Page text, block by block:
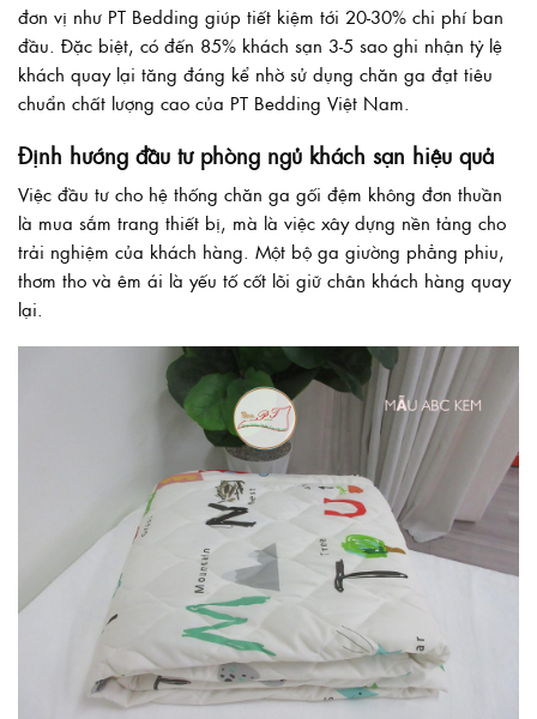
đơn vị như PT Bedding giúp tiết kiệm tới 20-30% chi phí ban
đầu. Đặc biệt, có đến 85% khách sạn 3-5 sao ghi nhận tỷ lệ
khách quay lại tăng đáng kể nhờ sử dụng chăn ga đạt tiêu
chuẩn chất lượng cao của PT Bedding Việt Nam.
Định hướng đầu tư phòng ngủ khách sạn hiệu quả
Việc đầu tư cho hệ thống chăn ga gối đệm không đơn thuần
là mua sắm trang thiết bị, mà là việc xây dựng nền tảng cho
trải nghiệm của khách hàng. Một bộ ga giường phẳng phiu,
thơm tho và êm ái là yếu tố cốt lõi giữ chân khách hàng quay
lại.